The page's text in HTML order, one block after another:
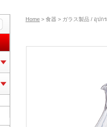
Home > 食器 > ガラス製品 / อุปก